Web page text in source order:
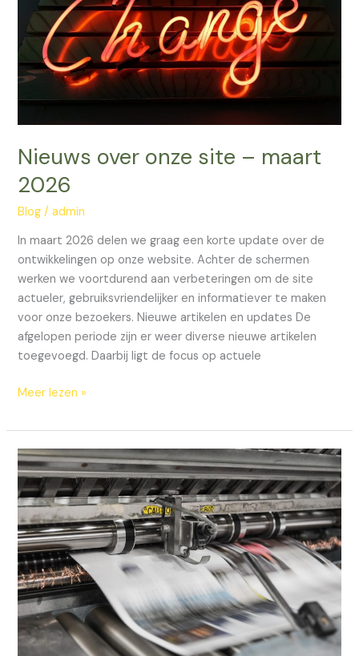
Nieuws over onze site – maart
2026
Blog /admin
In maart 2026 delen we graag een korte update over de
ontwikkelingen op onze website. Achter de schermen
werken we voortdurend aan verbeteringen om de site
actueler, gebruiksvriendelijker en informatiever te maken
voor onze bezoekers. Nieuwe artikelen en updates De
afgelopen periode zijn er weer diverse nieuwe artikelen
toegevoegd. Daarbij ligt de focus op actuele
site
maart
2026
Meer lezen »
Updates
aan
onze
site
–
feb
2026